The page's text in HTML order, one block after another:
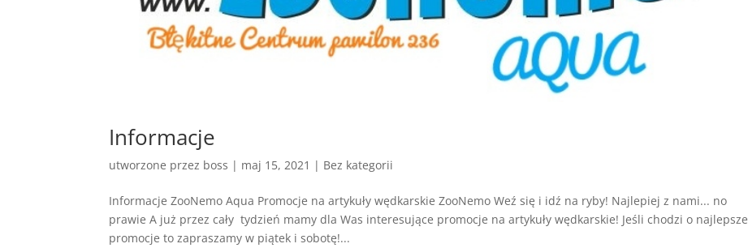
Informacje
utworzone przez boss | maj 15, 2021 | Bez kategorii
Informacje ZooNemo Aqua Promocje na artykuły wędkarskie ZooNemo Weź się i idź na ryby! Najlepiej z nami... no
prawie A już przez cały tydzień mamy dla Was interesujące promocje na artykuły wędkarskie! Jeśli chodzi o najlepsze
promocje to zapraszamy w piątek i sobotę!...